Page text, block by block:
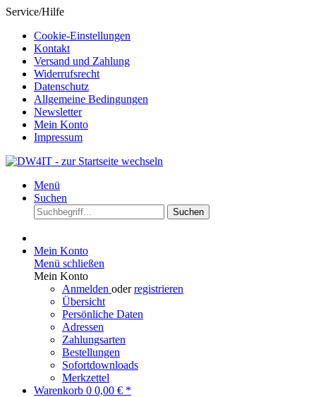
Service/Hilfe
Cookie-Einstellungen
Kontakt
Versand und Zahlung
Widerrufsrecht
Datenschutz
Allgemeine Bedingungen
Newsletter
Mein Konto
Impressum
Menü
Suchen
Suchen
Mein Konto
Menü schließen
Mein Konto
Anmelden oderregistrieren
Übersicht
Persönliche Daten
Adressen
Zahlungsarten
Bestellungen
Sofortdownloads
Merkzettel
Warenkorb 0 0,00 € *